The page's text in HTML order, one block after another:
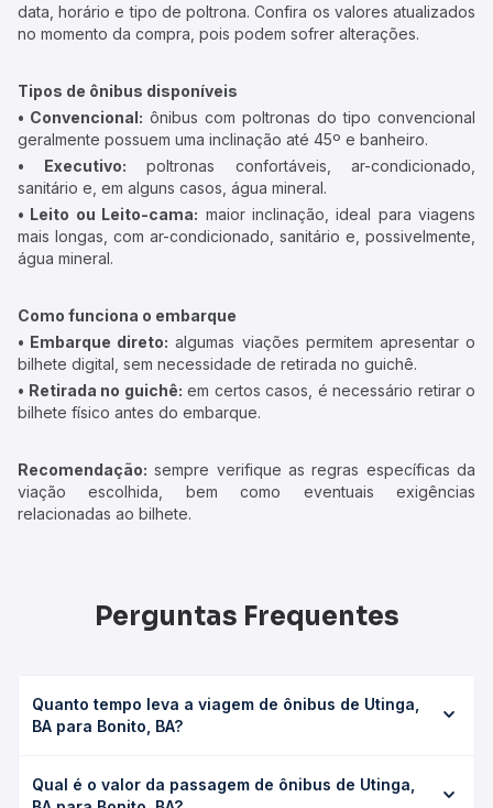
data, horário e tipo de poltrona. Confira os valores atualizados
no momento da compra, pois podem sofrer alterações.
Tipos de ônibus disponíveis
• Convencional: ônibus com poltronas do tipo convencional
geralmente possuem uma inclinação até 45º e banheiro.
• Executivo: poltronas confortáveis, ar-condicionado,
sanitário e, em alguns casos, água mineral.
• Leito ou Leito-cama: maior inclinação, ideal para viagens
mais longas, com ar-condicionado, sanitário e, possivelmente,
água mineral.
Como funciona o embarque
• Embarque direto: algumas viações permitem apresentar o
bilhete digital, sem necessidade de retirada no guichê.
• Retirada no guichê: em certos casos, é necessário retirar o
bilhete físico antes do embarque.
Recomendação: sempre verifique as regras específicas da
viação escolhida, bem como eventuais exigências
relacionadas ao bilhete.
Perguntas Frequentes
Quanto tempo leva a viagem de ônibus de Utinga,
BA para Bonito, BA?
média 0h 30min, podendo variar conforme a viação, o tipo
Qual é o valor da passagem de ônibus de Utinga,